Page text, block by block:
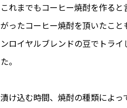
これまでもコーヒー焼酎を作る
がったコーヒー焼酎を頂いたこ
ンロイヤルブレンドの豆でトラ
た。
漬け込む時間、焼酎の種類によ